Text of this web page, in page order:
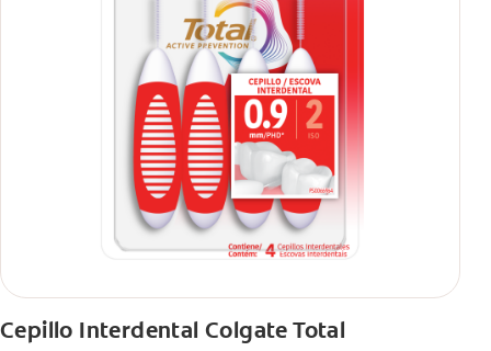
Cepillo Interdental Colgate Total